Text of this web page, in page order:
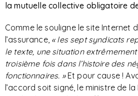
la mutuelle collective obligatoire
Comme le souligne le site Internet
l’assurance, «les sept syndicats
le texte, une situation extrêmement
troisième fois dans l’histoire des
fonctionnaires. »Et pour cause !
l’accord soit signé, le ministre de